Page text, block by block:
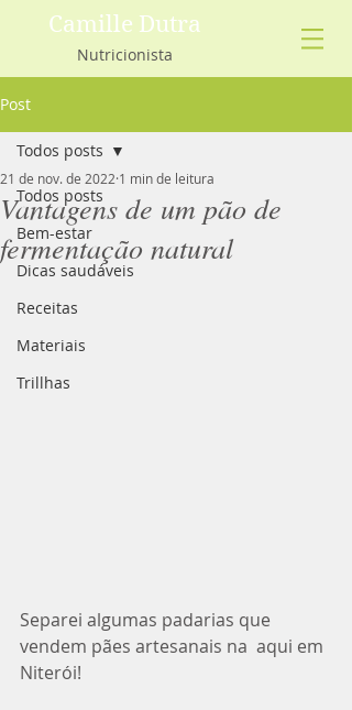
Camille Dutra
Nutricionista
Post
Todos posts
Bem-estar
Dicas saudáveis
Receitas
Materiais
Trillhas
Todos posts
Vantagens de um pão de
fermentação natural
21 de nov. de 2022 1 min de leitura
Separei algumas padarias que
vendem pães artesanais na  aqui em
Niterói!